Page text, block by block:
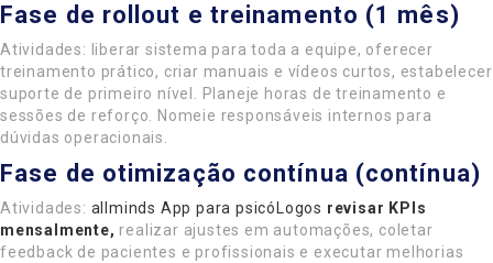
Fase de rollout e treinamento (1 mês)
Atividades: liberar sistema para toda a equipe, oferecer
treinamento prático, criar manuais e vídeos curtos, estabelecer
suporte de primeiro nível. Planeje horas de treinamento e
sessões de reforço. Nomeie responsáveis internos para
dúvidas operacionais.
Fase de otimização contínua (contínua)
Atividades: allminds App para psicóLogos revisar KPIs
mensalmente, realizar ajustes em automações, coletar
feedback de pacientes e profissionais e executar melhorias